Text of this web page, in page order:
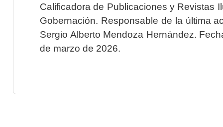
Calificadora de Publicaciones y Revistas
Gobernación. Responsable de la última
Sergio Alberto Mendoza Hernández.
de marzo de 2026.